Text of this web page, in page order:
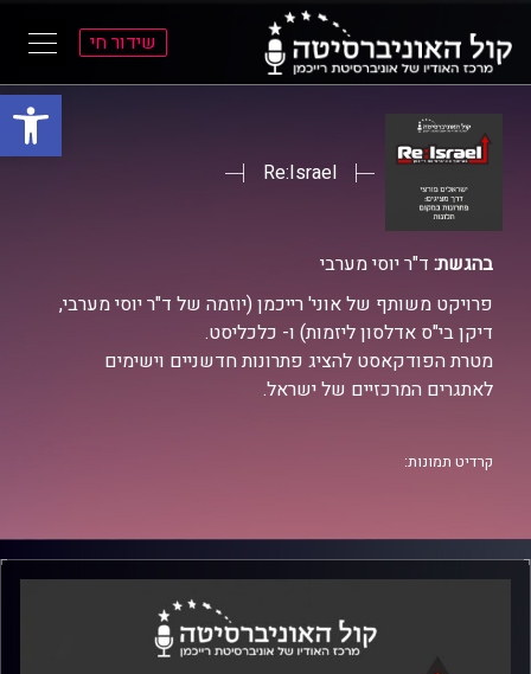
פתח
הראשי
הראשי
שידור חי
Re:Israel
בהגשת: ד"ר יוסי מערבי
פרויקט משותף של אוני' רייכמן (יוזמה של ד"ר יוסי מערבי,
דיקן בי"ס אדלסון ליזמות) ו- כלכליסט.
מטרת הפודקאסט להציג פתרונות חדשניים וישימים
לאתגרים המרכזיים של ישראל.
קרדיט תמונות: